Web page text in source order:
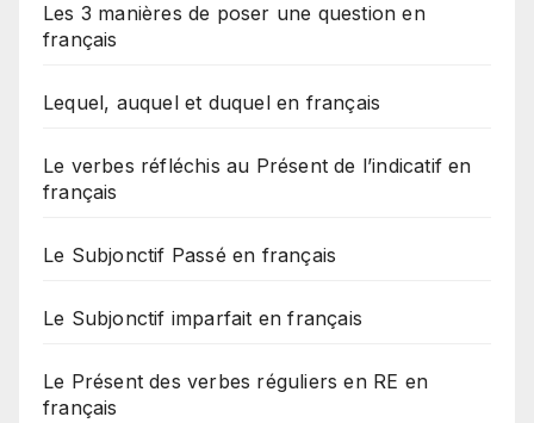
Les 3 manières de poser une question en
français
Lequel, auquel et duquel en français
Le verbes réfléchis au Présent de l’indicatif en
français
Le Subjonctif Passé en français
Le Subjonctif imparfait en français
Le Présent des verbes réguliers en RE en
français